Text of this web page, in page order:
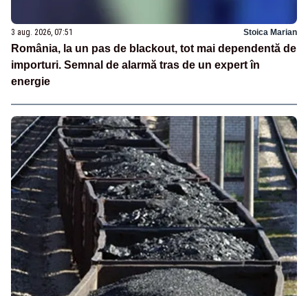
3 aug. 2026, 07:51 Stoica Marian
România, la un pas de blackout, tot mai dependentă de
importuri. Semnal de alarmă tras de un expert în
energie